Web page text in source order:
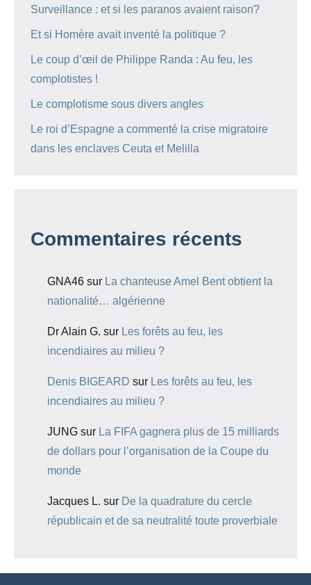
Surveillance : et si les paranos avaient raison?
Et si Homère avait inventé la politique ?
Le coup d’œil de Philippe Randa : Au feu, les
complotistes !
Le complotisme sous divers angles
Le roi d’Espagne a commenté la crise migratoire
dans les enclaves Ceuta et Melilla
Commentaires récents
GNA46 sur La chanteuse Amel Bent obtient la
nationalité… algérienne
Dr Alain G. sur Les forêts au feu, les
incendiaires au milieu ?
Denis BIGEARD sur Les forêts au feu, les
incendiaires au milieu ?
JUNG sur La FIFA gagnera plus de 15 milliards
de dollars pour l’organisation de la Coupe du
monde
Jacques L. sur De la quadrature du cercle
républicain et de sa neutralité toute proverbiale